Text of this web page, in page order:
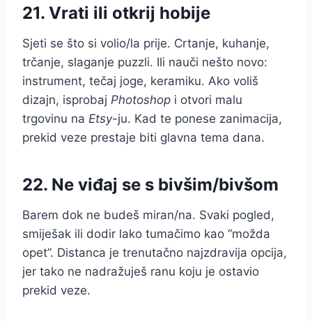
21. Vrati ili otkrij hobije
Sjeti se što si volio/la prije. Crtanje, kuhanje,
trčanje, slaganje puzzli. Ili nauči nešto novo:
instrument, tečaj joge, keramiku. Ako voliš
dizajn, isprobaj Photoshop i otvori malu
trgovinu na Etsy-ju. Kad te ponese zanimacija,
prekid veze prestaje biti glavna tema dana.
22. Ne viđaj se s bivšim/bivšom
Barem dok ne budeš miran/na. Svaki pogled,
smiješak ili dodir lako tumačimo kao “možda
opet”. Distanca je trenutačno najzdravija opcija,
jer tako ne nadražuješ ranu koju je ostavio
prekid veze.